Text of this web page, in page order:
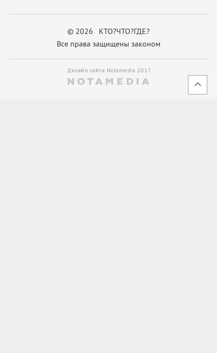
© 2026 КТО?ЧТО?ГДЕ?
Все права защищены законом
Дизайн сайта Notamedia 2017